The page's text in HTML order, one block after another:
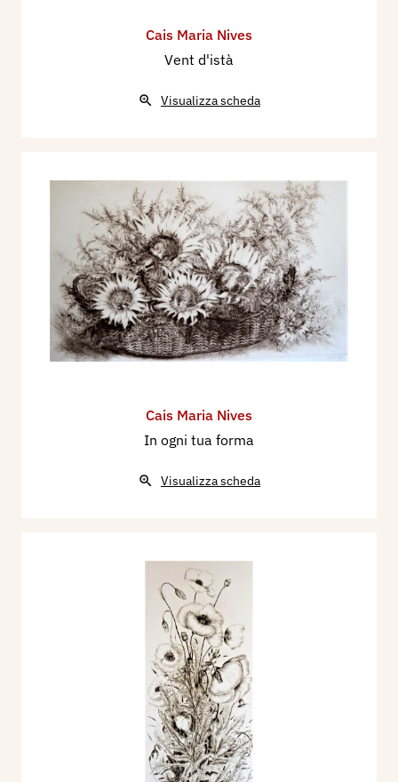
Cais Maria Nives
Vent d'istà
Visualizza scheda
Cais Maria Nives
In ogni tua forma
Visualizza scheda